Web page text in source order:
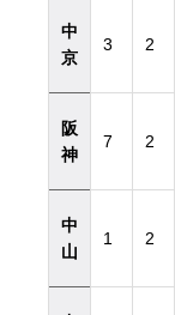
中
京
3 2
阪
神
7 2
中
山
1 2